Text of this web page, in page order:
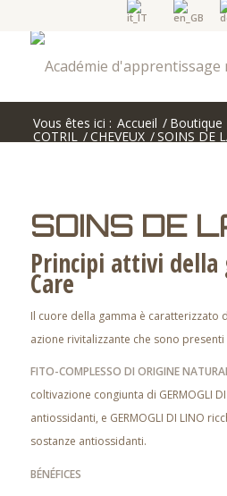
Vous êtes ici : Accueil / Boutique
COTRIL /CHEVEUX /SOINS DE
SOINS DE
Principi attivi della
Care
Il cuore della gamma è caratterizzato
azione rivitalizzante che sono presenti
FITO-COMPLESSO DI ORIGINE
coltivazione congiunta di GERMOGLI
antiossidanti, e GERMOGLI DI LINO
sostanze antiossidanti.
BÉNÉFICES